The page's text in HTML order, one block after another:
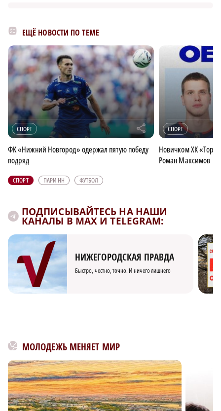
ЕЩЁ НОВОСТИ ПО ТЕМЕ
СПОРТ r
ФК «Нижний Новгород» одержал пятую победу
подряд
СПОРТ
Новичком ХК
Роман Максимов
СПОРТ ПАРИ НН ФУТБОЛ
ПОДПИСЫВАЙТЕСЬ НА НАШИ
КАНАЛЫ В MAX И TELEGRAM:
НИЖЕГОРОДСКАЯ ПРАВДА
Быстро, честно, точно. И ничего лишнего
МОЛОДЕЖЬ МЕНЯЕТ МИР